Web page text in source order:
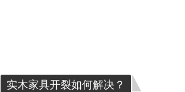
实木家具开裂如何解决？